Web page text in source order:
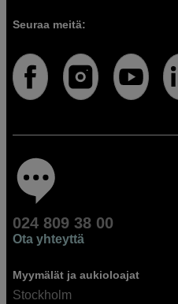
Seuraa meitä:
024 809 38 00
Ota yhteyttä
Myymälät ja aukioloajat
Stockholm